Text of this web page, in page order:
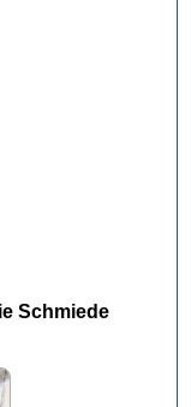
Schmiede